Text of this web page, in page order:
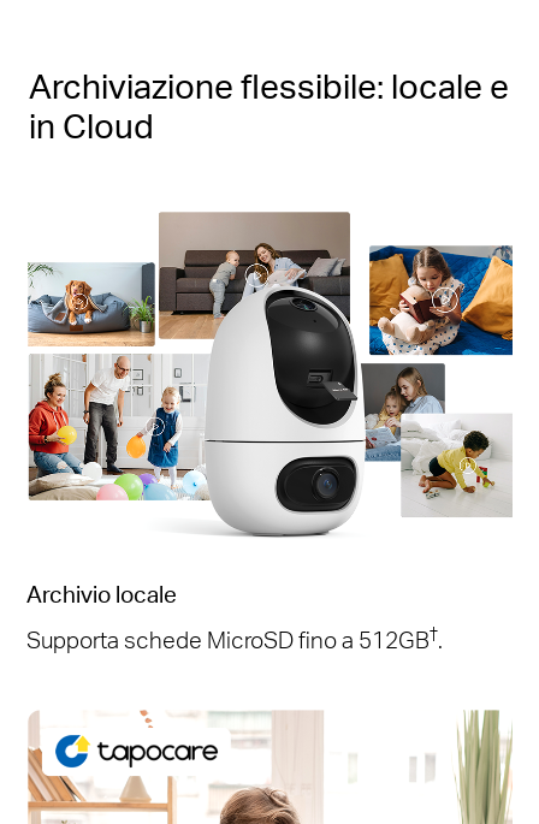
Archiviazione flessibile: locale e
in Cloud
Archivio locale
Supporta schede MicroSD fino a 512GB†.